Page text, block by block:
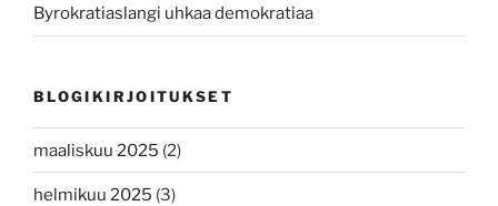
Byrokratiaslangi uhkaa demokratiaa
BLOGIKIRJOITUKSET
maaliskuu 2025 (2)
helmikuu 2025 (3)